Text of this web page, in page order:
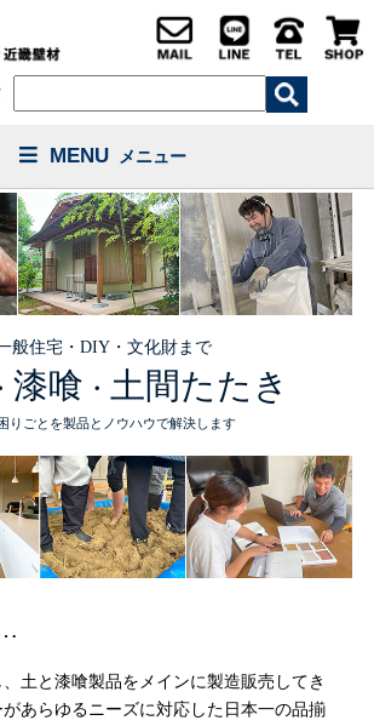
MENU メニュー
般住宅・DIY・文化財まで
漆喰 ・ 土間たたき
りごとを製品とノウハウで解決します
土と漆喰製品をメインに製造販売してき
あらゆるニーズに対応した日本一の品揃